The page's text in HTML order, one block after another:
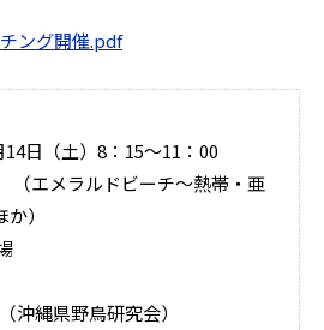
ング開催.pdf
日（土）8：15～11：00
エメラルドビーチ～熱帯・亜
）
縄県野鳥研究会）